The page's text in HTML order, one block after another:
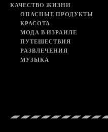
КАЧЕСТВО ЖИЗНИ
ОПАСНЫЕ ПРОДУКТЫ
КРАСОТА
МОДА В ИЗРАИЛЕ
ПУТЕШЕСТВИЯ
РАЗВЛЕЧЕНИЯ
МУЗЫКА